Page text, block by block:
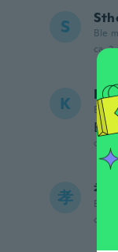
S Ble
ca. 3
K Ble
ca. 3
孝 孝将
Ble
ca. 4